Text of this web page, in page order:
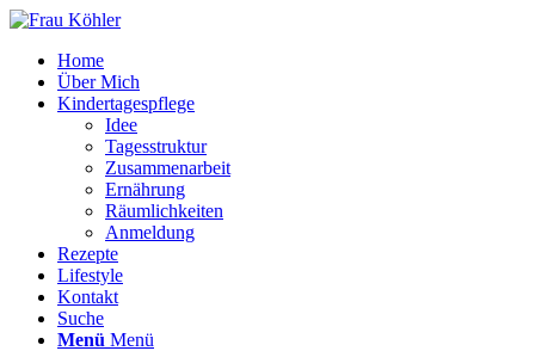
Home
Über Mich
Kindertagespflege
Idee
Tagesstruktur
Zusammenarbeit
Ernährung
Räumlichkeiten
Anmeldung
Rezepte
Lifestyle
Kontakt
Suche
Menü Menü